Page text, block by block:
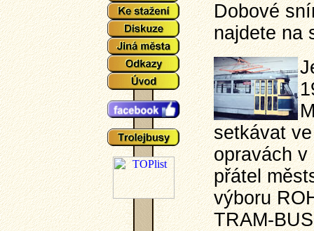
Dobové
najdete na
setkávat
opravách v
přátel
výboru
TRAM-